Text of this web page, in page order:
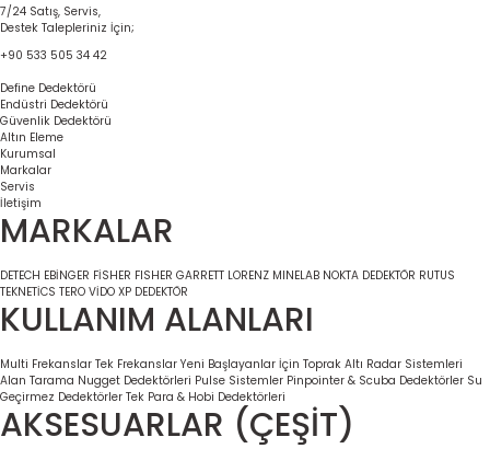
7/24 Satış, Servis,
Destek Talepleriniz İçin;
+90 533 505 34 42
Define Dedektörü
Endüstri Dedektörü
Güvenlik Dedektörü
Altın Eleme
Kurumsal
Markalar
Servis
İletişim
MARKALAR
DETECH EBİNGER FİSHER FISHER GARRETT LORENZ MINELAB NOKTA DEDEKTÖR RUTUS
TEKNETİCS TERO VİDO XP DEDEKTÖR
KULLANIM ALANLARI
Multi Frekanslar Tek Frekanslar Yeni Başlayanlar İçin Toprak Altı Radar Sistemleri
Alan Tarama Nugget Dedektörleri Pulse Sistemler Pinpointer & Scuba Dedektörler Su
Geçirmez Dedektörler Tek Para & Hobi Dedektörleri
AKSESUARLAR (ÇEŞİT)